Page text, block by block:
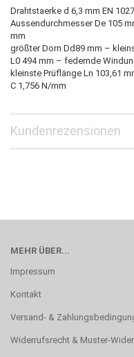
Drahtstaerke d 6,3 mm EN
Aussendurchmesser De 105
mm
größter Dorn Dd89 mm –
L0 494 mm – federnde
kleinste Prüflänge Ln 103,61
C 1,756 N/mm
Kundenrezensionen
MEHR ÜBER...
Impressum
Kontakt
Versand- &
Widerrufsrecht & Muster-